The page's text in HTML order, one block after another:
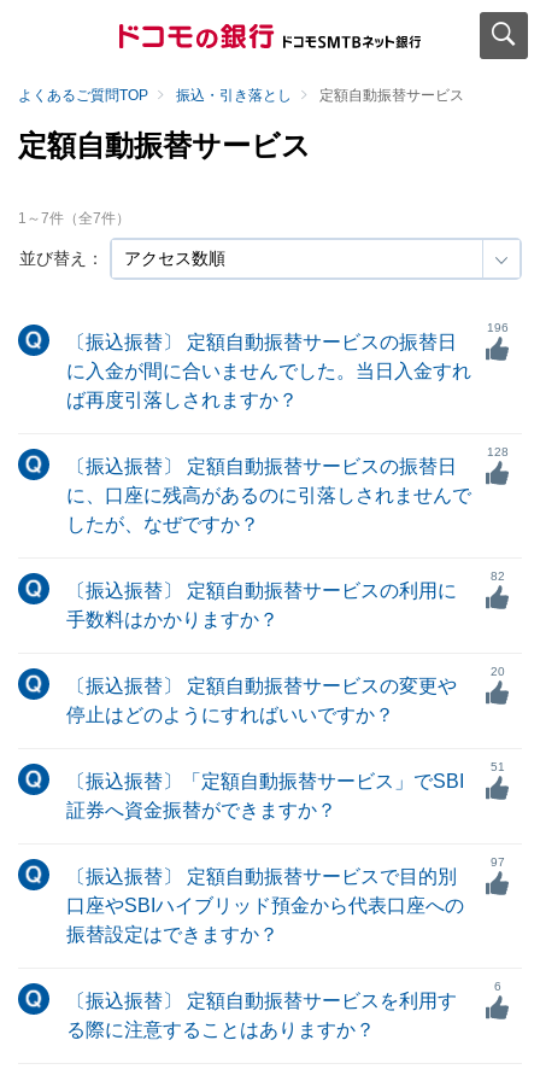
よくあるご質問TOP 振込・引き落とし 定額自動振替サービス
定額自動振替サービス
並び替え：
1 ～7件（全7件）
〔振込振替〕 定額自動振替サービスの振替日
に入金が間に合いませんでした。当日入金すれ
ば再度引落しされますか？
196
〔振込振替〕 定額自動振替サービスの振替日
に、口座に残高があるのに引落しされませんで
したが、なぜですか？
128
〔振込振替〕 定額自動振替サービスの利用に
手数料はかかりますか？
82
〔振込振替〕 定額自動振替サービスの変更や
停止はどのようにすればいいですか？
20
〔振込振替〕「定額自動振替サービス」でSBI
証券へ資金振替ができますか？
51
〔振込振替〕 定額自動振替サービスで目的別
口座やSBIハイブリッド預金から代表口座への
振替設定はできますか？
97
〔振込振替〕 定額自動振替サービスを利用す
る際に注意することはありますか？
6